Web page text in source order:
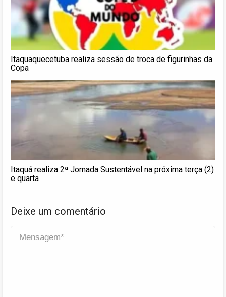
Itaquaquecetuba realiza sessão de troca de figurinhas da
Copa
Itaquá realiza 2ª Jornada Sustentável na próxima terça (2)
e quarta
Deixe um comentário